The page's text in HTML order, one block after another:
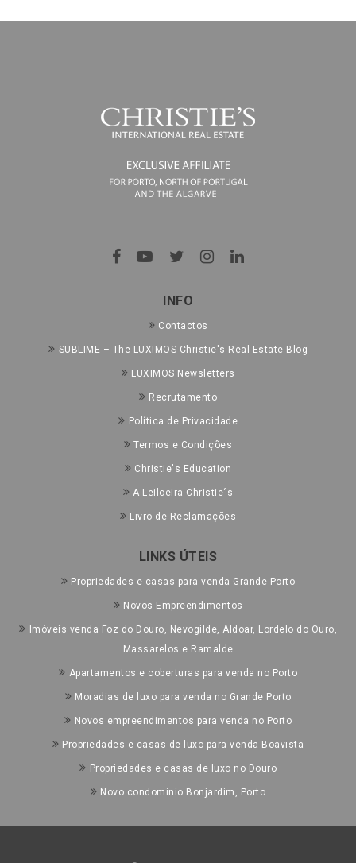
INFO
Contactos
SUBLIME – The LUXIMOS Christie's Real Estate Blog
LUXIMOS Newsletters
Recrutamento
Política de Privacidade
Termos e Condições
Christie's Education
A Leiloeira Christie´s
Livro de Reclamações
LINKS ÚTEIS
Propriedades e casas para venda Grande Porto
Novos Empreendimentos
Imóveis venda Foz do Douro, Nevogilde, Aldoar, Lordelo do Ouro,
Massarelos e Ramalde
Apartamentos e coberturas para venda no Porto
Moradias de luxo para venda no Grande Porto
Novos empreendimentos para venda no Porto
Propriedades e casas de luxo para venda Boavista
Propriedades e casas de luxo no Douro
Novo condomínio Bonjardim, Porto